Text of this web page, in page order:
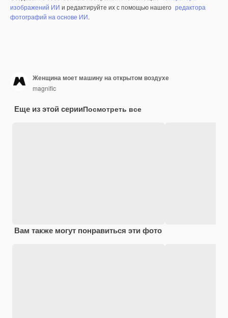
изображений ИИ и редактируйте их с помощью нашего редактора
фотографий на основе ИИ.
Женщина моет машину на открытом воздухе
magnific
Еще из этой серииПосмотреть все
Вам также могут понравиться эти фото